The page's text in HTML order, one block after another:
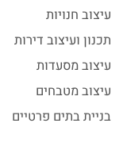
עיצוב חנויות
תכנון ועיצוב דירות
עיצוב מסעדות
עיצוב מטבחים
בניית בתים פרטיים